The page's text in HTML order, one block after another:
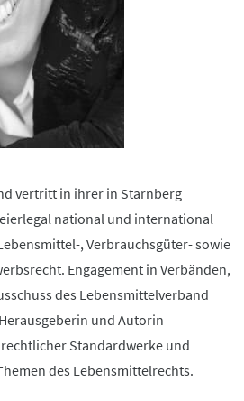
vertritt in ihrer in Starnberg
national und international
, Verbrauchsgüter- sowie
Engagement in Verbänden,
des Lebensmittelverband
und Autorin
Standardwerke und
des Lebensmittelrechts.